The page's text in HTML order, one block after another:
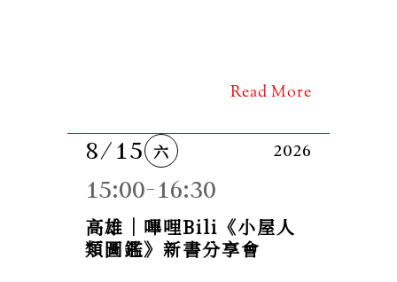
Read More
8/15 六 2026
15:00-16:30
高雄｜嗶哩Bili《小屋人
類圖鑑》新書分享會